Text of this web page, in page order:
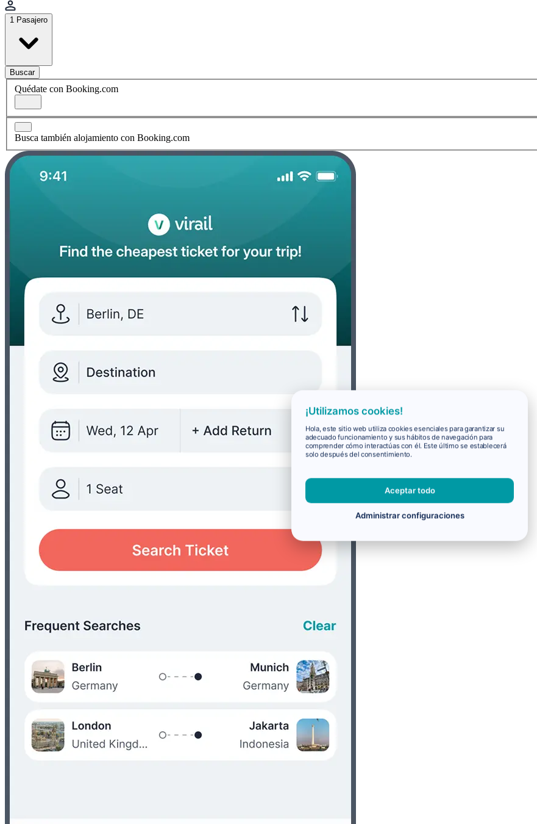
1 Pasajero
Buscar
Quédate con Booking.com
Busca también alojamiento con Booking.com
¡Utilizamos cookies!
Hola, este sitio web utiliza cookies esenciales para garantizar su
adecuado funcionamiento y sus hábitos de navegación para
comprender cómo interactúas con él. Este último se establecerá
solo después del consentimiento.
Aceptar todo
Administrar configuraciones